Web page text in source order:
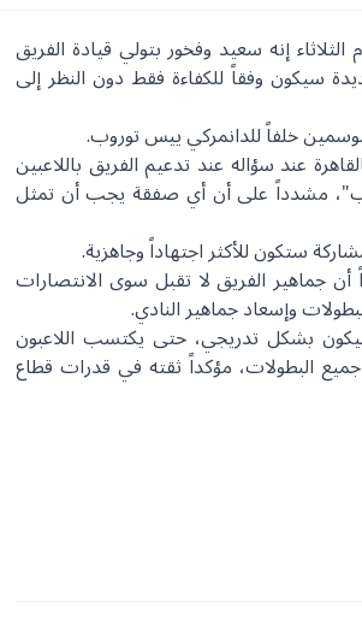
إنه سعيد وفخور بتولي قيادة الفريق
سيكون وفقاً للكفاءة فقط دون النظر إلى
خلفاً للدانمركي ييس توروب.
عند سؤاله عند تدعيم الفريق باللاعبين
مشدداً على أن أي صفقة يجب أن تمثل
ستكون للأكثر اجتهاداً وجاهزية.
أن جماهير الفريق لا تقبل سوى الانتصارات
وإسعاد جماهير النادي.
بشكل تدريجي، حتى يكتسب اللاعبون
البطولات، مؤكداً ثقته في قدرات قطاع